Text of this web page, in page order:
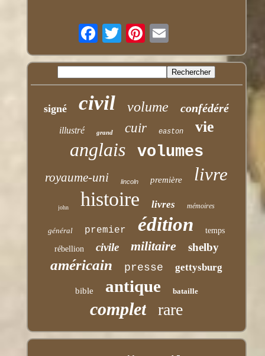
signé civil volume confédéré
illustré grand cuir easton vie
anglais volumes
royaume-uni lincoln première livre
john histoire livres mémoires
général premier édition temps
rébellion civile militaire shelby
américain presse gettysburg
bible antique bataille
complet rare